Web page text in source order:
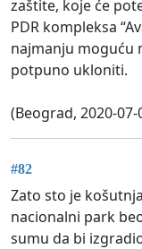
zaštite, koje će
PDR kompleksa
najmanju moguću
potpuno ukloniti.
(Beograd, 2020-07-
#82
Zato sto je
nacionalni park
sumu da bi